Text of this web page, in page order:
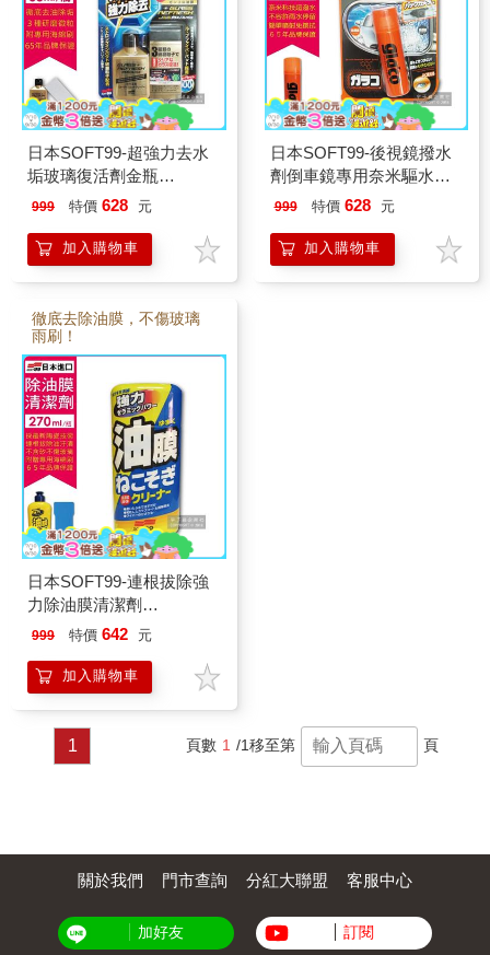
日本SOFT99-超強力去水
垢玻璃復活劑金瓶
(C299)80ml-附贈研磨專用
999 特價 628 元
加入購物車
日本SOFT99-後視鏡撥水
劑倒車鏡專用奈米驅水劑
(C297)40ml
999 特價 628 元
加入購物車
徹底去除油膜，不傷玻璃
雨刷！
日本SOFT99-連根拔除強
力除油膜清潔劑
(C238)270ml-附贈專用雙
999 特價 642 元
加入購物車
1 頁數 1 /1移至第 頁
關於我們 門市查詢 分紅大聯盟 客服中心
加好友 訂閱